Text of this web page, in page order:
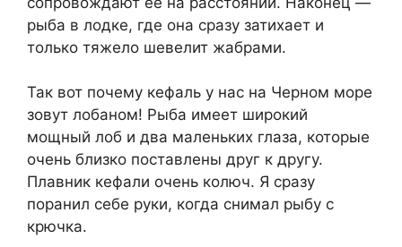
рыба в лодке, где она сразу затихает и
только тяжело шевелит жабрами.
Так вот почему кефаль у нас на Черном море
зовут лобаном! Рыба имеет широкий
мощный лоб и два маленьких глаза, которые
очень близко поставлены друг к другу.
Плавник кефали очень колюч. Я сразу
поранил себе руки, когда снимал рыбу с
крючка.